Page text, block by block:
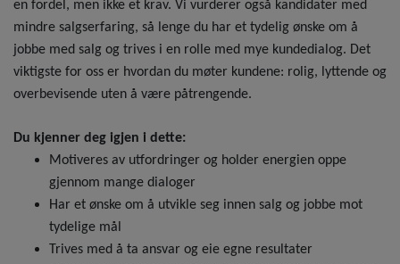
en fordel, men ikke et krav. Vi vurderer også kandidater med
mindre salgserfaring, så lenge du har et tydelig ønske om å
jobbe med salg og trives i en rolle med mye kundedialog. Det
viktigste for oss er hvordan du møter kundene: rolig, lyttende og
overbevisende uten å være påtrengende.
Du kjenner deg igjen i dette:
Motiveres av utfordringer og holder energien oppe
gjennom mange dialoger
Har et ønske om å utvikle seg innen salg og jobbe mot
tydelige mål
Trives med å ta ansvar og eie egne resultater